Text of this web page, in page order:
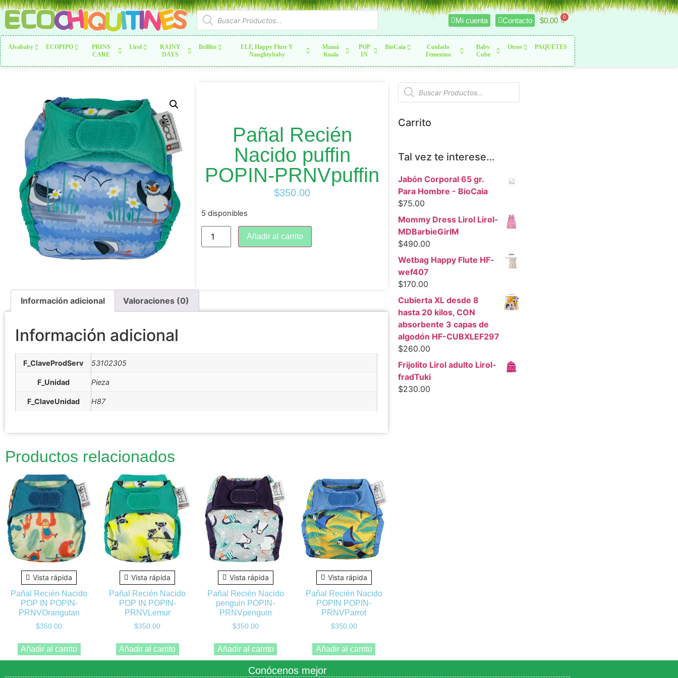
Mi cuenta Contacto $0.00
Alvababy ECOPIPO
PRINS
CARE
Lirol
RAINY
DAYS
Brillito
ELF, Happy Flute Y
Naughtybaby
Mamá
Koala
POP
IN
BioCaia
Cuidado
Femenino
Baby
Cube
Otros PAQUETES
Pañal Recién
Nacido puffin
POPIN-PRNVpuffin
$350.00
5 disponibles
Añadir al carrito
Información adicional Valoraciones (0)
Información adicional
F_ClaveProdServ 53102305
F_Unidad Pieza
F_ClaveUnidad H87
Productos relacionados
Vista rápida
Pañal Recién Nacido
POP IN POPIN-
PRNVOrangutan
$350.00
Añadir al carrito
Vista rápida
Pañal Recién Nacido
POP IN POPIN-
PRNVLemur
$350.00
Añadir al carrito
Vista rápida
Pañal Recién Nacido
penguin POPIN-
PRNVpenguin
$350.00
Añadir al carrito
Vista rápida
Pañal Recién Nacido
POPIN POPIN-
PRNVParrot
$350.00
Añadir al carrito
Carrito
Tal vez te interese…
Jabón Corporal 65 gr.
Para Hombre - BioCaia
$75.00
Mommy Dress Lirol Lirol-
MDBarbieGirlM
$490.00
Wetbag Happy Flute HF-
wef407
$170.00
Cubierta XL desde 8
hasta 20 kilos, CON
absorbente 3 capas de
algodón HF-CUBXLEF297
$260.00
Frijolito Lirol adulto Lirol-
fradTuki
$230.00
Conócenos mejor